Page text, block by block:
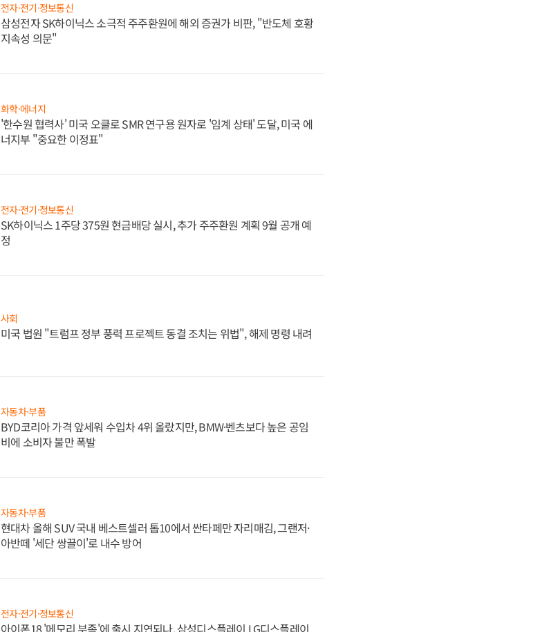
전자·전기·정보통신
삼성전자 SK하이닉스 소극적 주주환원에 해외 증권가 비판, "반도체 호황
지속성 의문"
화학·에너지
'한수원 협력사' 미국 오클로 SMR 연구용 원자로 '임계 상태' 도달, 미국 에
너지부 "중요한 이정표"
전자·전기·정보통신
SK하이닉스 1주당 375원 현금배당 실시, 추가 주주환원 계획 9월 공개 예
정
사회
미국 법원 "트럼프 정부 풍력 프로젝트 동결 조치는 위법", 해제 명령 내려
자동차·부품
BYD코리아 가격 앞세워 수입차 4위 올랐지만, BMW·벤츠보다 높은 공임
비에 소비자 불만 폭발
자동차·부품
현대차 올해 SUV 국내 베스트셀러 톱10에서 싼타페만 자리매김, 그랜저·
아반떼 '세단 쌍끌이'로 내수 방어
전자·전기·정보통신
아이폰18 '메모리 부족'에 출시 지연되나, 삼성디스플레이 LG디스플레이